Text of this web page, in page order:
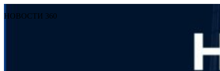
НОВОСТИ 360